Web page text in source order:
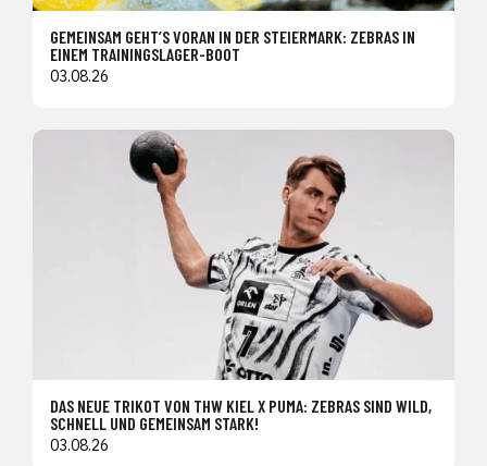
GEMEINSAM GEHT’S VORAN IN DER STEIERMARK: ZEBRAS IN
EINEM TRAININGSLAGER-BOOT
03.08.26
DAS NEUE TRIKOT VON THW KIEL X PUMA: ZEBRAS SIND WILD,
SCHNELL UND GEMEINSAM STARK!
03.08.26